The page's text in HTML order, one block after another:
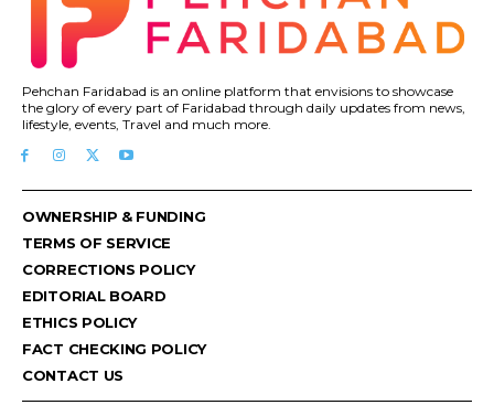
Pehchan Faridabad is an online platform that envisions to showcase
the glory of every part of Faridabad through daily updates from news,
lifestyle, events, Travel and much more.
OWNERSHIP & FUNDING
TERMS OF SERVICE
CORRECTIONS POLICY
EDITORIAL BOARD
ETHICS POLICY
FACT CHECKING POLICY
CONTACT US